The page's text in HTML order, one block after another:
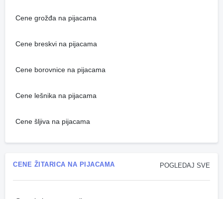
Cene grožđa na pijacama
Cene breskvi na pijacama
Cene borovnice na pijacama
Cene lešnika na pijacama
Cene šljiva na pijacama
POGLEDAJ SVE
CENE ŽITARICA NA PIJACAMA